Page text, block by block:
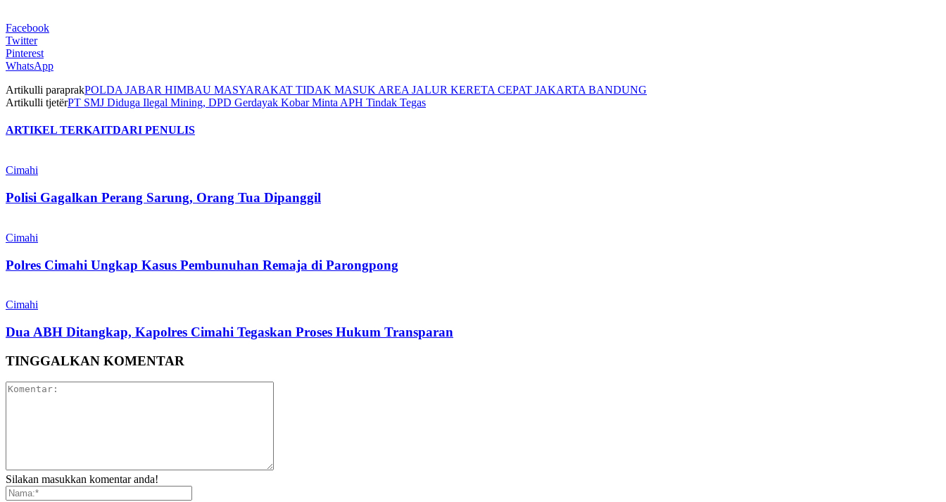
Facebook
Twitter
Pinterest
WhatsApp
Artikulli paraprakPOLDA JABAR HIMBAU MASYARAKAT TIDAK MASUK AREA JALUR KERETA CEPAT JAKARTA BANDUNG
Artikulli tjetërPT SMJ Diduga Ilegal Mining, DPD Gerdayak Kobar Minta APH Tindak Tegas
ARTIKEL TERKAITDARI PENULIS
Cimahi
Polisi Gagalkan Perang Sarung, Orang Tua Dipanggil
Cimahi
Polres Cimahi Ungkap Kasus Pembunuhan Remaja di Parongpong
Cimahi
Dua ABH Ditangkap, Kapolres Cimahi Tegaskan Proses Hukum Transparan
TINGGALKAN KOMENTAR
Silakan masukkan komentar anda!